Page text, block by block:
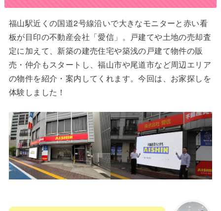
福山駅近くの国道2号線沿いで大きなモニターと赤い看
板が目印の不動産会社「愛信」。戸建てや土地の売却査
定に加えて、新築の建売住宅や築浅の戸建て物件の販
売・仲介もスタートし、福山市や尾道市など周辺エリア
の物件を紹介・案内してくれます。今回は、お家探しを
体験しました！